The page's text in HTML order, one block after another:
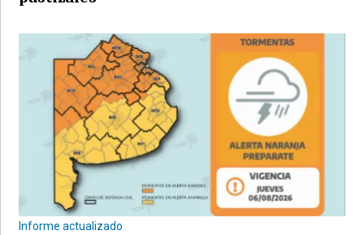
Informe actualizado